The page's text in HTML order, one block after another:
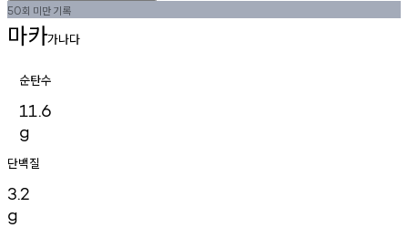
50회 미만기록
마카가나다
순탄수
11.6
g
단백질
3.2
g